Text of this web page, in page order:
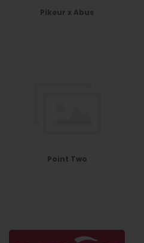
Pikeur x Abus
Point Two